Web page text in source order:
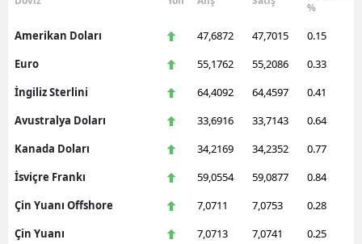
%
Amerikan Doları 47,6872 47,7015
0.15
Euro
55,1762 55,2086
0.33
İngiliz Sterlini
64,4092 64,4597
0.41
Avustralya Doları
33,6916 33,7143
0.64
Kanada Doları
34,2169 34,2352
0.77
İsviçre Frankı
59,0554 59,0877
0.84
Çin Yuanı Offshore
7,0711 7,0753
0.28
Çin Yuanı
7,0713 7,0741
0.25